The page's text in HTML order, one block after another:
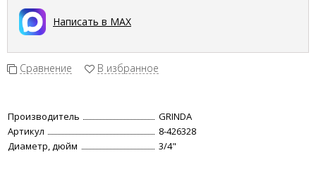
Написать в MAX
Сравнение В избранное
Производитель
GRINDA
Артикул
8-426328
Диаметр, дюйм
3/4"